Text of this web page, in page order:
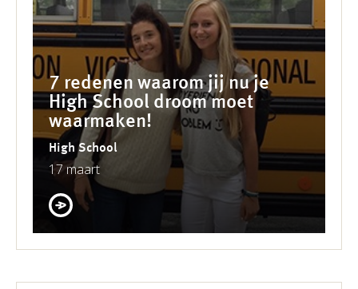
7 redenen waarom jij nu je
High School droom moet
waarmaken!
High School
17 maart